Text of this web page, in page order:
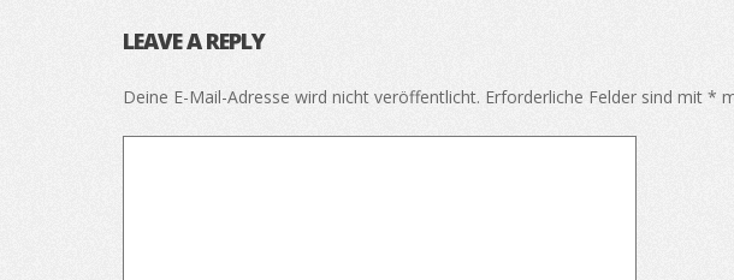
LEAVE A REPLY
Deine E-Mail-Adresse wird nicht veröffentlicht. Erforderliche Felder sind mit *